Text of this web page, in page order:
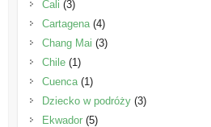
Cali (3)
Cartagena(4)
Chang Mai (3)
Chile(1)
Cuenca(1)
Dziecko w podróży(3)
Ekwador(5)